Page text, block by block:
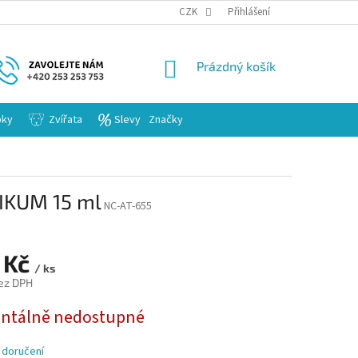
CZK Přihlášení
NÁKUPNÍ
Prázdný košík
Zvířata Slevy Značky
15 mlNC-AT-655
/ ks
DPH
nedostupné